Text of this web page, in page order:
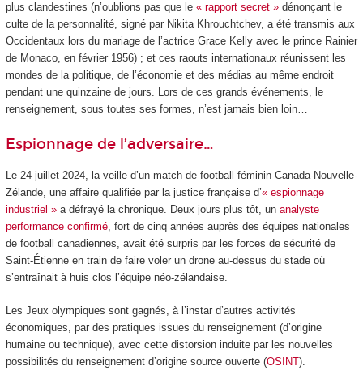
plus clandestines (n’oublions pas que le « rapport secret »dénonçant le
culte de la personnalité, signé par Nikita Khrouchtchev, a été transmis aux
Occidentaux lors du mariage de l’actrice Grace Kelly avec le prince Rainier
de Monaco, en février 1956) ; et ces raouts internationaux réunissent les
mondes de la politique, de l’économie et des médias au même endroit
pendant une quinzaine de jours. Lors de ces grands événements, le
renseignement, sous toutes ses formes, n’est jamais bien loin…
Espionnage de l’adversaire…
Le 24 juillet 2024, la veille d’un match de football féminin Canada-Nouvelle-
Zélande, une affaire qualifiée par la justice française d’« espionnage
industriel »a défrayé la chronique. Deux jours plus tôt, un analyste
performance confirmé, fort de cinq années auprès des équipes nationales
de football canadiennes, avait été surpris par les forces de sécurité de
Saint-Étienne en train de faire voler un drone au-dessus du stade où
s’entraînait à huis clos l’équipe néo-zélandaise.
Les Jeux olympiques sont gagnés, à l’instar d’autres activités
économiques, par des pratiques issues du renseignement (d’origine
humaine ou technique), avec cette distorsion induite par les nouvelles
possibilités du renseignement d’origine source ouverte (OSINT).